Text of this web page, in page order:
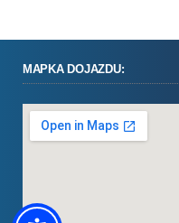
MAPKA DOJAZDU: